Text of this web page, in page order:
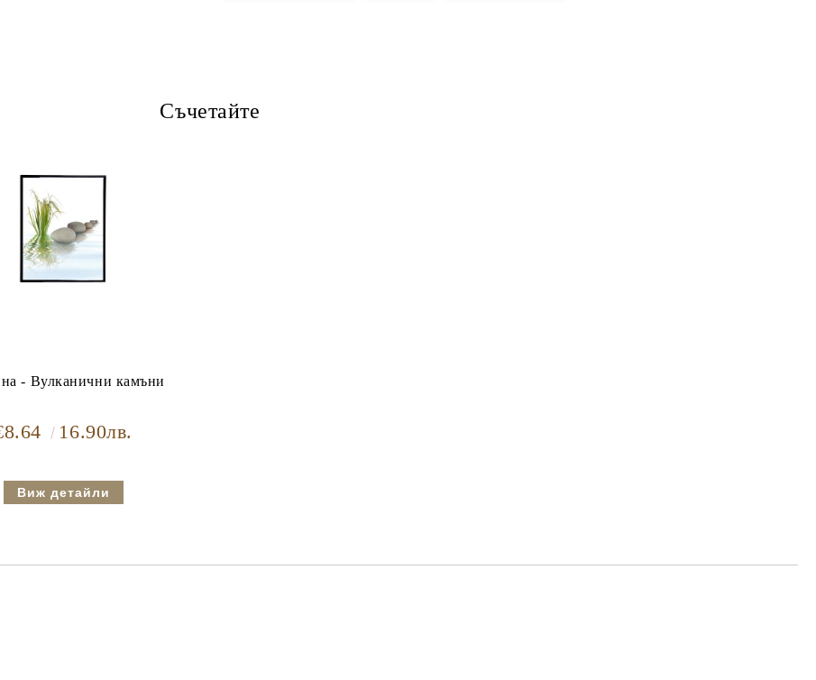
Съчетайте
- Вулканични камъни
16.90лв.
Виж детайли